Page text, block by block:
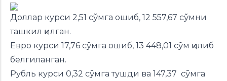
Доллар курси 2,51 сўмга ошиб, 12 557,67 сўмни
ташкил қилган.
Евро курси 17,76 сўмга ошиб, 13 448,01 сўм қилиб
белгиланган.
Рубль курси 0,32 сўмга тушди ва 147,37 сўмга